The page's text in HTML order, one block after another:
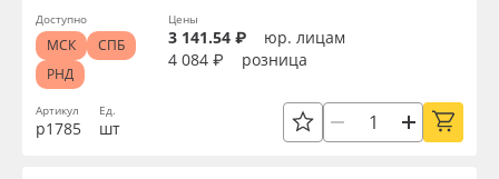
Баннер
Заготовки для сувениров
Производитель
Артикул
р1785
Ед.
шт
Цены
3 141.54 ₽
юр. лицам
4 084 ₽
розница
Доступно
МСК
СПБ
РНД